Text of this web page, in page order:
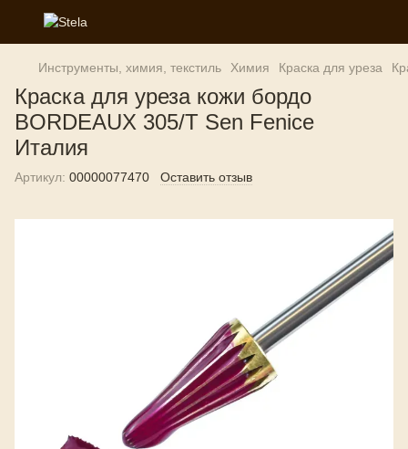
Инструменты, химия, текстиль Химия Краска для уреза
Краска для уреза кожи бордо
BORDEAUX 305/T Sen Fenice
Италия
Артикул: 00000077470 Оставить отзыв